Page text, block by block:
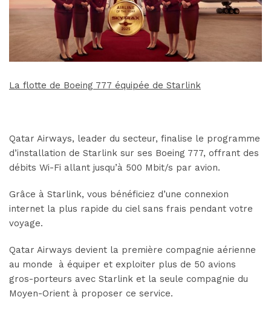
La flotte de Boeing 777 équipée de Starlink
Qatar Airways, leader du secteur, finalise le programme
d’installation de Starlink sur ses Boeing 777, offrant des
débits Wi-Fi allant jusqu’à 500 Mbit/s par avion.
Grâce à Starlink, vous bénéficiez d’une connexion
internet la plus rapide du ciel sans frais pendant votre
voyage.
Qatar Airways devient la première compagnie aérienne
au monde à équiper et exploiter plus de 50 avions
gros-porteurs avec Starlink et la seule compagnie du
Moyen-Orient à proposer ce service.